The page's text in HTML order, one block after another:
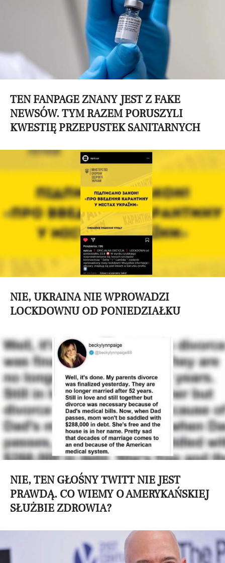
TEN FANPAGE ZNANY JEST Z FAKE
NEWSÓW. TYM RAZEM PORUSZYLI
KWESTIĘ PRZEPUSTEK SANITARNYCH
NIE, UKRAINA NIE WPROWADZI
LOCKDOWNU OD PONIEDZIAŁKU
NIE, TEN GŁOŚNY TWITT NIE JEST
PRAWDĄ. CO WIEMY O AMERYKAŃSKIEJ
SŁUŻBIE ZDROWIA?